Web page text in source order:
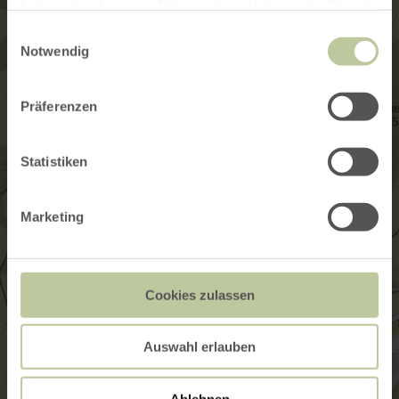
Notwendig
Präferenzen
Statistiken
Marketing
Cookies zulassen
Auswahl erlauben